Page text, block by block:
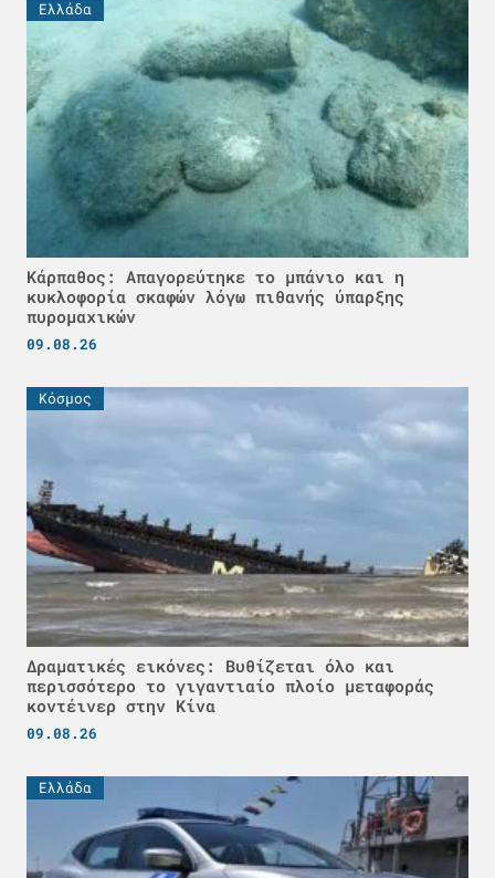
Ελλάδα
Κάρπαθος: Απαγορεύτηκε το μπάνιο και η
κυκλοφορία σκαφών λόγω πιθανής ύπαρξης
πυρομαχικών
09.08.26
Κόσμος
Δραματικές εικόνες: Βυθίζεται όλο και
περισσότερο το γιγαντιαίο πλοίο μεταφοράς
κοντέινερ στην Κίνα
09.08.26
Ελλάδα